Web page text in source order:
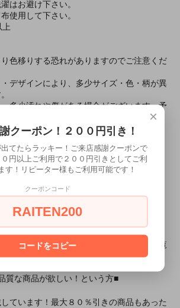
はお避け下さい。
使用して下さい。
上
色移りする恐れがありますのでご注意くだ
デザインにより、多少サイズ・色・柄が異
多少汚れや傷がある場合がございます。予
小物類■
コ耳などの小物類（1000円程度より多数
イツなど（500円より多数販売中！）
！！という方■
ざいますので、よろしければそちらをご覧
質な商品が欲しい！という方■
ています！最大８０％引きの商品もあった
×
クーポン！２００円引き！
てたらラッキー！ご来店感謝クーポンで
円以上ご利用で２００円引きとしてご利
す！リピーター様もご利用可能です！
クーポンコード
RAITEN200
コードをコピー